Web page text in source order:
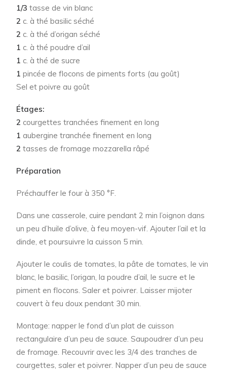
1/3 tasse de vin blanc
2 c. à thé basilic séché
2 c. à thé d’origan séché
1 c. à thé poudre d’ail
1 c. à thé de sucre
1 pincée de flocons de piments forts (au goût)
Sel et poivre au goût
Étages:
2 courgettes tranchées finement en long
1 aubergine tranchée finement en long
2 tasses de fromage mozzarella râpé
Préparation
Préchauffer le four à 350 °F.
Dans une casserole, cuire pendant 2 min l’oignon dans
un peu d’huile d’olive, à feu moyen-vif. Ajouter l’ail et la
dinde, et poursuivre la cuisson 5 min.
Ajouter le coulis de tomates, la pâte de tomates, le vin
blanc, le basilic, l’origan, la poudre d’ail, le sucre et le
piment en flocons. Saler et poivrer. Laisser mijoter
couvert à feu doux pendant 30 min.
Montage: napper le fond d’un plat de cuisson
rectangulaire d’un peu de sauce. Saupoudrer d’un peu
de fromage. Recouvrir avec les 3/4 des tranches de
courgettes, saler et poivrer. Napper d’un peu de sauce